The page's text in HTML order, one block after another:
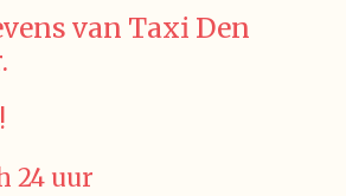
van Taxi Den
24 uur